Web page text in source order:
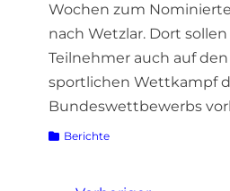
Wochen zum
nach Wetzlar. Dort
Teilnehmer auch auf
sportlichen Wettkampf
Bundeswettbewerbs
Kategorien
Berichte